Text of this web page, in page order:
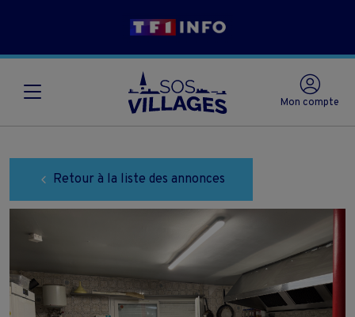
Mon compte
Retour à la liste des annonces